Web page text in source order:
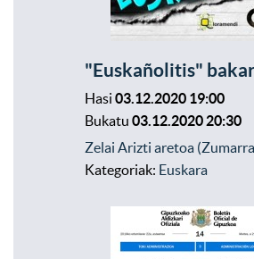
"Euskañolitis"
Hasi 03.12.2020 19:00
Bukatu 03.12.2020 20:30
Zelai Arizti aretoa
Kategoriak: Euskara